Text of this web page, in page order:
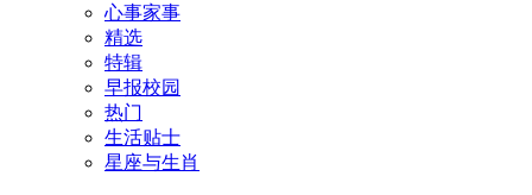
心事家事
精选
特辑
早报校园
热门
生活贴士
星座与生肖